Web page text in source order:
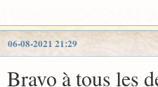
06-08-2021 21:29
Bravo à tous les